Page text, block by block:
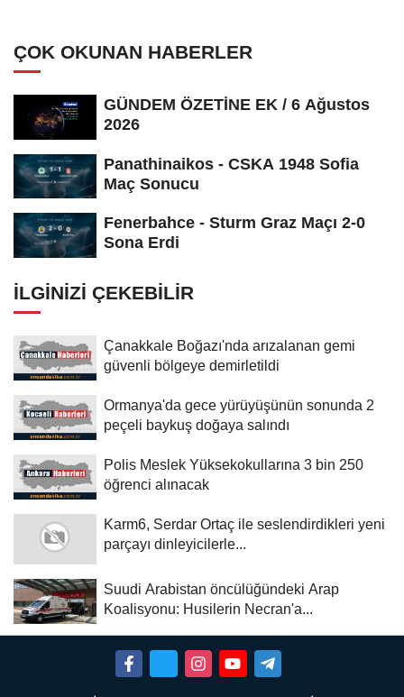
ÇOK OKUNAN HABERLER
GÜNDEM ÖZETİNE EK / 6 Ağustos
2026
Panathinaikos - CSKA 1948 Sofia
Maç Sonucu
Fenerbahce - Sturm Graz Maçı 2-0
Sona Erdi
İLGINIZI ÇEKEBILIR
Çanakkale Boğazı'nda arızalanan gemi
güvenli bölgeye demirletildi
Ormanya'da gece yürüyüşünün sonunda 2
peçeli baykuş doğaya salındı
Polis Meslek Yüksekokullarına 3 bin 250
öğrenci alınacak
Karm6, Serdar Ortaç ile seslendirdikleri yeni
parçayı dinleyicilerle...
Suudi Arabistan öncülüğündeki Arap
Koalisyonu: Husilerin Necran'a...